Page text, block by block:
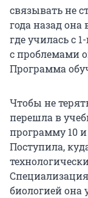
связывать не
года назад она
где училась с
с проблемами
Программа
Чтобы не
перешла в
программу 10 и
Поступила,
биологией она